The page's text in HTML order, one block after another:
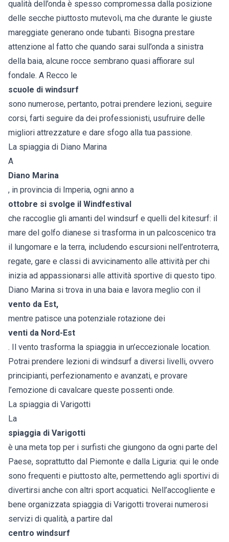
qualità dell’onda è spesso compromessa dalla posizione
delle secche piuttosto mutevoli, ma che durante le giuste
mareggiate generano onde tubanti. Bisogna prestare
attenzione al fatto che quando sarai sull’onda a sinistra
della baia, alcune rocce sembrano quasi affiorare sul
fondale. A Recco le
scuole di windsurf
sono numerose, pertanto, potrai prendere lezioni, seguire
corsi, farti seguire da dei professionisti, usufruire delle
migliori attrezzature e dare sfogo alla tua passione.
La spiaggia di Diano Marina
A
Diano Marina
, in provincia di Imperia, ogni anno a
ottobre si svolge il Windfestival
che raccoglie gli amanti del windsurf e quelli del kitesurf: il
mare del golfo dianese si trasforma in un palcoscenico tra
il lungomare e la terra, includendo escursioni nell’entroterra,
regate, gare e classi di avvicinamento alle attività per chi
inizia ad appassionarsi alle attività sportive di questo tipo.
Diano Marina si trova in una baia e lavora meglio con il
vento da Est,
mentre patisce una potenziale rotazione dei
venti da Nord-Est
. Il vento trasforma la spiaggia in un’eccezionale location.
Potrai prendere lezioni di windsurf a diversi livelli, ovvero
principianti, perfezionamento e avanzati, e provare
l’emozione di cavalcare queste possenti onde.
La spiaggia di Varigotti
La
spiaggia di Varigotti
è una meta top per i surfisti che giungono da ogni parte del
Paese, soprattutto dal Piemonte e dalla Liguria: qui le onde
sono frequenti e piuttosto alte, permettendo agli sportivi di
divertirsi anche con altri sport acquatici. Nell’accogliente e
bene organizzata spiaggia di Varigotti troverai numerosi
servizi di qualità, a partire dal
centro windsurf